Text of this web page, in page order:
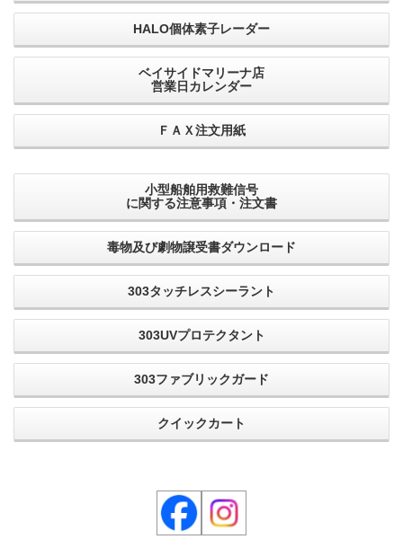
HALO個体素子レーダー
ベイサイドマリーナ店
営業日カレンダー
ＦＡＸ注文用紙
小型船舶用救難信号
に関する注意事項・注文書
毒物及び劇物譲受書ダウンロード
303タッチレスシーラント
303UVプロテクタント
303ファブリックガード
クイックカート